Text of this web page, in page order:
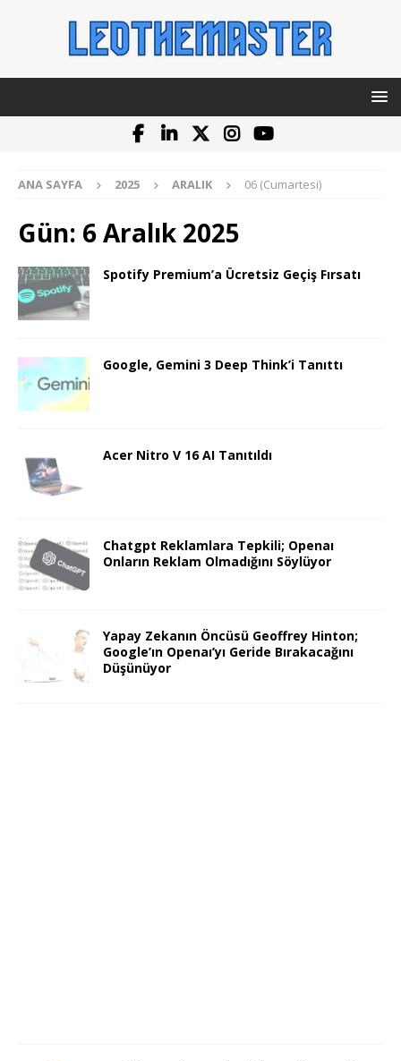
ANA SAYFA 2025 ARALIK 06 (Cumartesi)
Gün: 6 Aralık 2025
Spotify Premium’a Ücretsiz Geçiş Fırsatı
Google, Gemini 3 Deep Think’i Tanıttı
Acer Nitro V 16 AI Tanıtıldı
Chatgpt Reklamlara Tepkili; Openaı
Onların Reklam Olmadığını Söylüyor
Yapay Zekanın Öncüsü Geoffrey Hinton;
Google’ın Openaı’yı Geride Bırakacağını
Düşünüyor